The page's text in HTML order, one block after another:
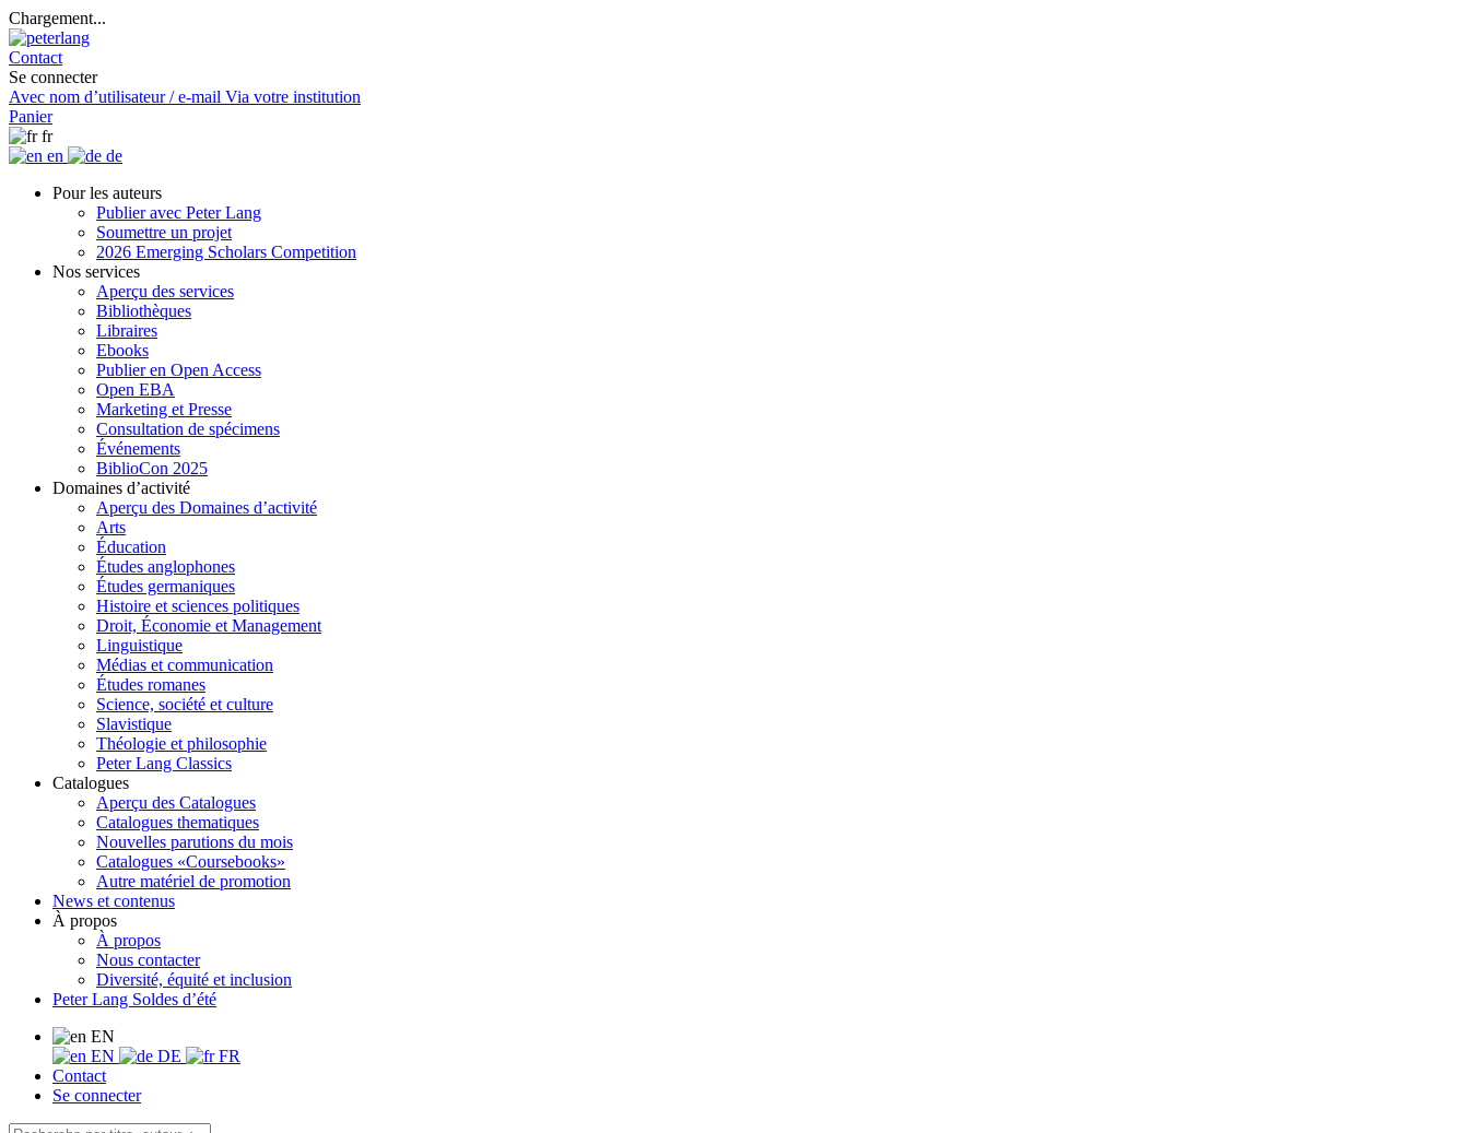
Chargement...
Contact
Se connecter
Avec nom d’utilisateur / e-mail Via votre institution
Panier
fr
en
de
Pour les auteurs
Publier avec Peter Lang
Soumettre un projet
2026 Emerging Scholars Competition
Nos services
Aperçu des services
Bibliothèques
Libraires
Ebooks
Publier en Open Access
Open EBA
Marketing et Presse
Consultation de spécimens
Événements
BiblioCon 2025
Domaines d’activité
Aperçu des Domaines d’activité
Arts
Éducation
Études anglophones
Études germaniques
Histoire et sciences politiques
Droit, Économie et Management
Linguistique
Médias et communication
Études romanes
Science, société et culture
Slavistique
Théologie et philosophie
Peter Lang Classics
Catalogues
Aperçu des Catalogues
Catalogues thematiques
Nouvelles parutions du mois
Catalogues «Coursebooks»
Autre matériel de promotion
News et contenus
À propos
À propos
Nous contacter
Diversité, équité et inclusion
Peter Lang Soldes d’été
EN
EN
DE
FR
Contact
Se connecter